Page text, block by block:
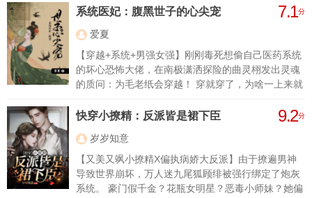
影重叠。 谢如琢发誓势要揭穿渣男贱女真面目，断了
至于那个被自己辜负的男人？ 谢如琢费尽心思抱紧大
腿，耍赖也要嫁给他！ “喂，那个，你家中可有妻
妾？” 他心内喜悦，面上却一副面瘫的模样：“不曾有
过，若你肯嫁我，那么家中除了你之外，也不会有
系统医妃：腹黑世子的心尖宠 7.1分
爱夏
【穿越+系统+男强女强】刚刚毒死想偷自己医药系统
的坏心恐怖大佬，在南极潇洒探险的曲灵栩发出灵魂
的质问：为毛老纸会穿越！ 穿就穿了，为啥一上来就
死的第一人啊喂！ 不过既然来了，那自然是要肆意人
的！ 原主是被瘟疫毒死的？ 现代曲·生物科学家·灵栩
表示：小儿科，好嘛！ 不过为啥自己的做好事【闯
祸】现场老是被这个人围观 某栩：“商量个事，装作
没看见行不行” 某世子：冷漠脸 某栩：“反对我可是要
快穿小撩精：反派皆是裙下臣 9.2分
岁岁知意
【又美又飒小撩精X偏执病娇大反派】由于撩遍男神
导致世界崩坏，万人迷九尾狐顾绯被强行绑定了炮灰
系统。 豪门假千金？花瓶女明星？恶毒小师妹？她偏